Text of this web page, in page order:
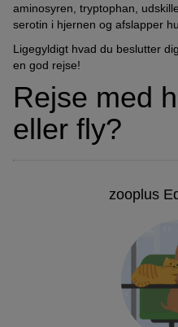
aminosyren, tryptophan,
serotin i hjernen og afslapper
Ligegyldigt hvad du beslutter
en god rejse!
Rejse med
eller fly?
zooplus